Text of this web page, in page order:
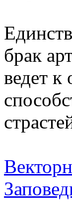
брак
ведет к